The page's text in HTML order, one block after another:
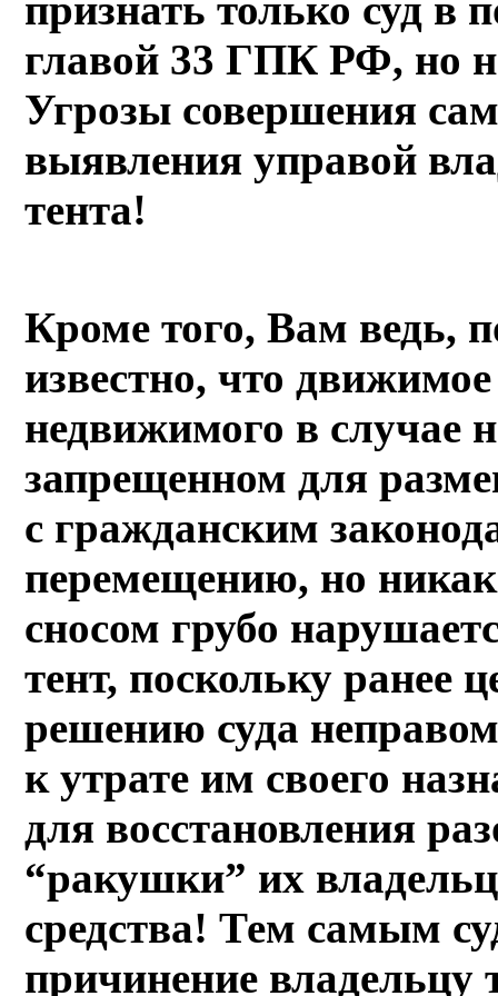
главой 33 ГПК РФ, но
Угрозы совершения
выявления управой
тента!
Кроме того, Вам ведь,
известно, что
недвижимого в случае
запрещенном для
с гражданским
перемещению, но
сносом грубо
тент, поскольку ранее
решению суда
к утрате им своего
для восстановления
“ракушки” их
средства! Тем самым
причинение владельцу